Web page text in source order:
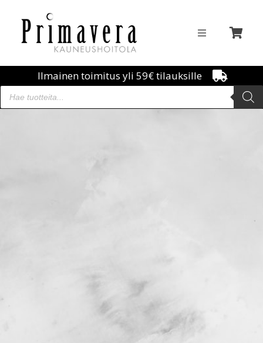
Ilmainen toimitus yli 59€ tilauksille